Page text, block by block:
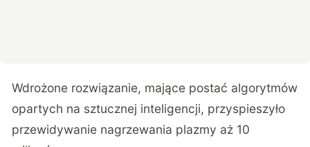
Wdrożone rozwiązanie, mające postać algorytmów
opartych na sztucznej inteligencji, przyspieszyło
przewidywanie nagrzewania plazmy aż 10